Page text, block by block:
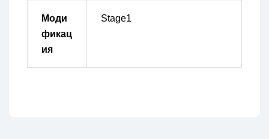
Моди
фикац
ия
Stage1